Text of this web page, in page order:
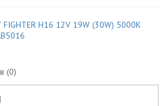
FIGHTER H16 12V 19W (30W) 5000K
(0)